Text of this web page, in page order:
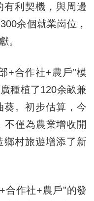
有利契機，與周邊
余個就業崗位，
。
合作社+農戶”模
種植了120余畝兼
葵。初步估算，今
不僅為農業增收開
鄉村旅遊增添了新
作社+農戶”的發